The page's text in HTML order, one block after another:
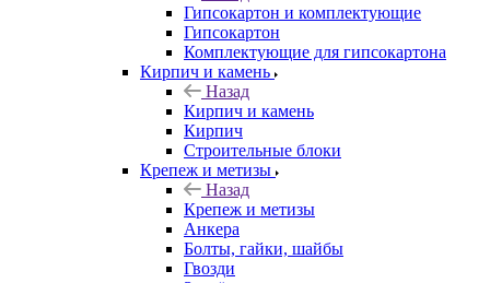
Гипсокартон и комплектующие
Гипсокартон
Комплектующие для гипсокартона
Кирпич и камень
Назад
Кирпич и камень
Кирпич
Строительные блоки
Крепеж и метизы
Назад
Крепеж и метизы
Анкера
Болты, гайки, шайбы
Гвозди